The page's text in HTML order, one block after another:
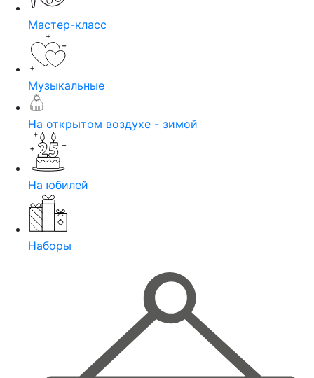
Мастер-класс
Музыкальные
На открытом воздухе - зимой
На юбилей
Наборы